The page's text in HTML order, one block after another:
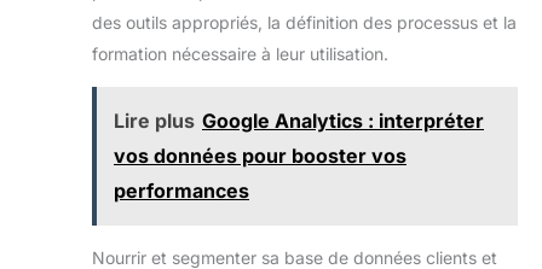
des outils appropriés, la définition des processus et la
formation nécessaire à leur utilisation.
Lire plus Google Analytics : interpréter
vos données pour booster vos
performances
Nourrir et segmenter sa base de données clients et